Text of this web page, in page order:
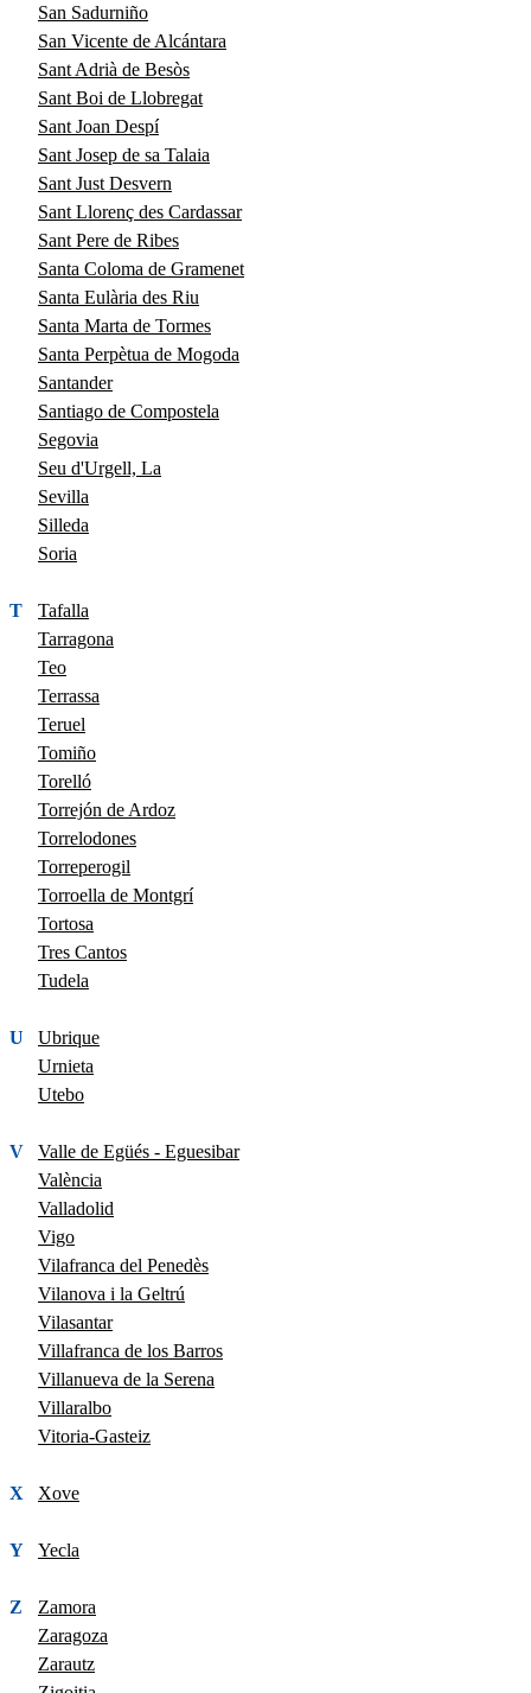
San Sadurniño
San Vicente de Alcántara
Sant Adrià de Besòs
Sant Boi de Llobregat
Sant Joan Despí
Sant Josep de sa Talaia
Sant Just Desvern
Sant Llorenç des Cardassar
Sant Pere de Ribes
Santa Coloma de Gramenet
Santa Eulària des Riu
Santa Marta de Tormes
Santa Perpètua de Mogoda
Santander
Santiago de Compostela
Segovia
Seu d'Urgell, La
Sevilla
Silleda
Soria
T
Tafalla
Tarragona
Teo
Terrassa
Teruel
Tomiño
Torelló
Torrejón de Ardoz
Torrelodones
Torreperogil
Torroella de Montgrí
Tortosa
Tres Cantos
Tudela
U
Ubrique
Urnieta
Utebo
V
Valle de Egüés - Eguesibar
València
Valladolid
Vigo
Vilafranca del Penedès
Vilanova i la Geltrú
Vilasantar
Villafranca de los Barros
Villanueva de la Serena
Villaralbo
Vitoria-Gasteiz
X Xove
Y Yecla
Z
Zamora
Zaragoza
Zarautz